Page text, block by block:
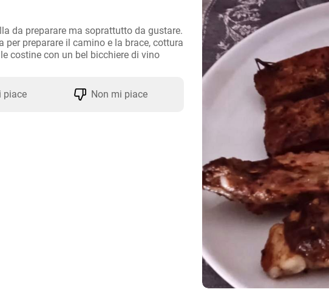
da preparare ma soprattutto da gustare.
per preparare il camino e la brace, cottura
costine con un bel bicchiere di vino
piace Non mi piace